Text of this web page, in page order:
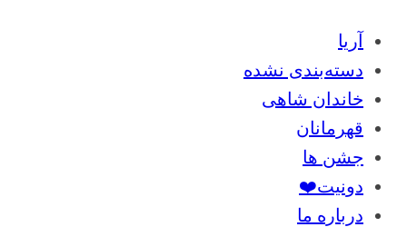
آریا
دسته‌بندی نشده
خاندان شاهی
قهرمانان
جشن ها
دونیت❤️
درباره ما